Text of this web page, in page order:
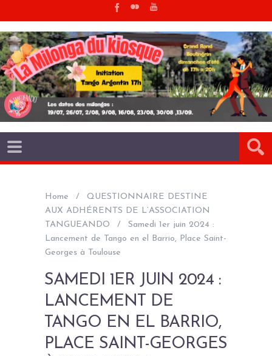
Home
QUESTIONNAIRE DESTINE
AUX ADHÉRENTS DE L’ASSOCIATION
TANGUEANDO
Samedi 1er juin 2024 :
Lancement de Tango en el Barrio, Place Saint-
Georges à Toulouse
SAMEDI 1ER JUIN 2024 :
LANCEMENT DE
TANGO EN EL BARRIO,
PLACE SAINT-GEORGES